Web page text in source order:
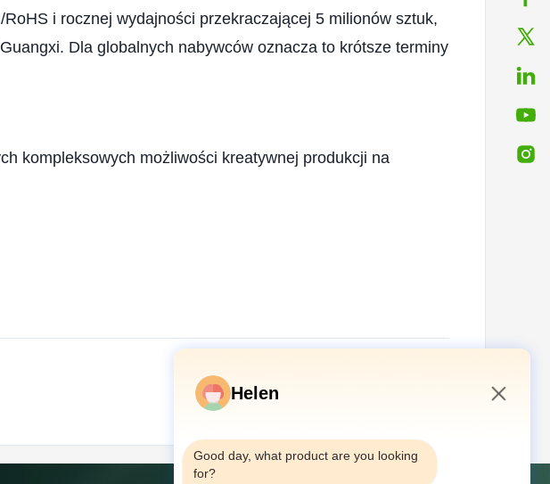
i rocznej wydajności przekraczającej 5 milionów sztuk,
Dla globalnych nabywców oznacza to krótsze terminy
kompleksowych możliwości kreatywnej produkcji na
Helen
Good day, what product are you looking
for?